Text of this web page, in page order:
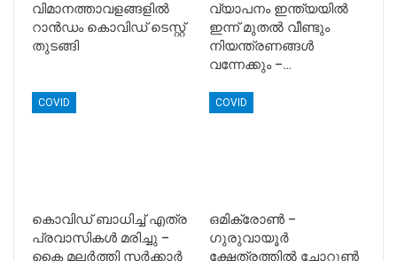
വിമാനത്താവളങ്ങളില്‍
റാന്‍ഡം കൊവിഡ് ടെസ്റ്റ്‌
തുടങ്ങി
വ്യാപനം ഇന്ത്യയിൽ
ഇന്ന് മുതൽ വീണ്ടും
നിയന്ത്രണങ്ങൾ
വന്നേക്കും –…
COVID
കൊവിഡ് ബാധിച്ച് എത്ര
പ്രവാസികൾ മരിച്ചു –
കൈ മലർത്തി സർക്കാർ
COVID
ഒമിക്രോൺ –
ഗുരുവായൂർ
ക്ഷേത്രത്തിൽ ചോറുൺ